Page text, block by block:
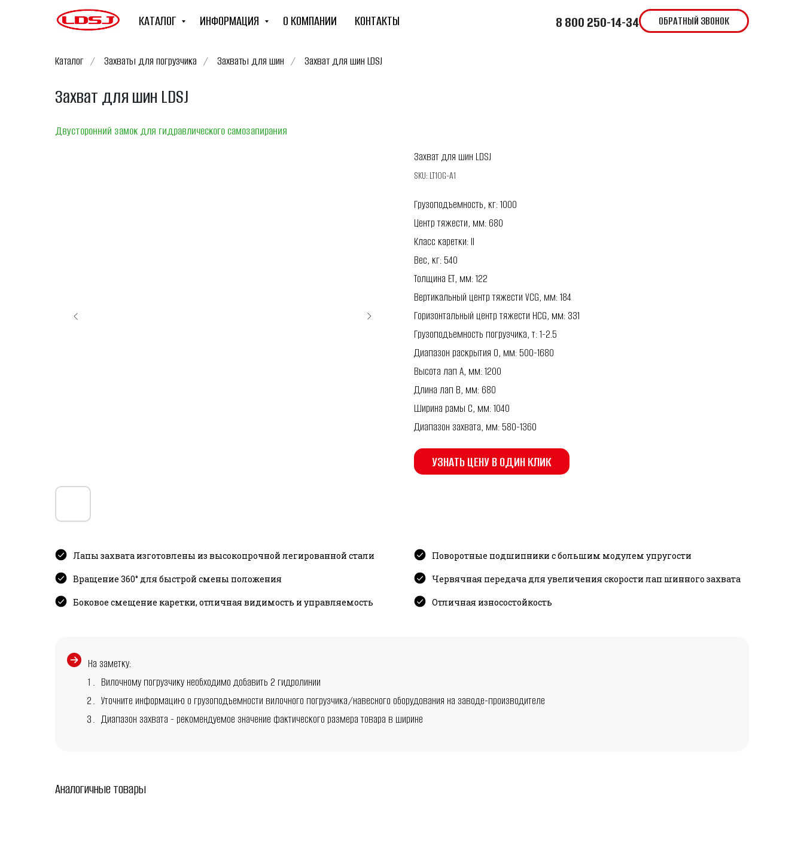
КАТАЛОГ ИНФОРМАЦИЯ О КОМПАНИИ КОНТАКТЫ 8 800 250-14-34 ОБРАТНЫЙ ЗВОНОК
Каталог / Захваты для погрузчика / Захваты для шин / Захват для шин LDSJ
Захват для шин LDSJ
Двусторонний замок для гидравлического самозапирания
Захват для шин LDSJ
SKU: LT10G-A1
Грузоподъемность, кг: 1000
Центр тяжести, мм: 680
Класс каретки: II
Вес, кг: 540
Толщина ET, мм: 122
Вертикальный центр тяжести VCG, мм: 184
Горизонтальный центр тяжести HCG, мм: 331
Грузоподъемность погрузчика, т: 1-2.5
Диапазон раскрытия O, мм: 500-1680
Высота лап A, мм: 1200
Длина лап B, мм: 680
Ширина рамы C, мм: 1040
Диапазон захвата, мм: 580-1360
УЗНАТЬ ЦЕНУ В ОДИН КЛИК
Лапы захвата изготовлены из высокопрочной легированной стали Поворотные подшипники с большим модулем упругости
Вращение 360° для быстрой смены положения Червячная передача для увеличения скорости лап шинного захвата
Боковое смещение каретки, отличная видимость и управляемость Отличная износостойкость
На заметку:
Вилочному погрузчику необходимо добавить 2 гидролинии
Уточните информацию о грузоподъемности вилочного погрузчика/навесного оборудования на заводе-производителе
Диапазон захвата - рекомендуемое значение фактического размера товара в ширине
Аналогичные товары